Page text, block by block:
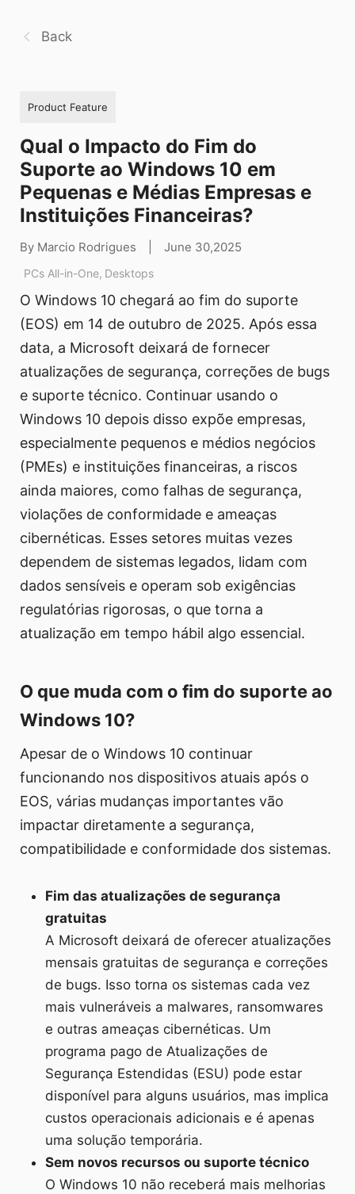
Back
Product Feature
Qual o Impacto do Fim do
Suporte ao Windows 10 em
Pequenas e Médias Empresas e
Instituições Financeiras?
By Marcio Rodrigues June 30,2025
PCs All-in-One, Desktops
O Windows 10 chegará ao fim do suporte
(EOS) em 14 de outubro de 2025. Após essa
data, a Microsoft deixará de fornecer
atualizações de segurança, correções de bugs
e suporte técnico. Continuar usando o
Windows 10 depois disso expõe empresas,
especialmente pequenos e médios negócios
(PMEs) e instituições financeiras, a riscos
ainda maiores, como falhas de segurança,
violações de conformidade e ameaças
cibernéticas. Esses setores muitas vezes
dependem de sistemas legados, lidam com
dados sensíveis e operam sob exigências
regulatórias rigorosas, o que torna a
atualização em tempo hábil algo essencial.
O que muda com o fim do suporte ao
Windows 10?
Apesar de o Windows 10 continuar
funcionando nos dispositivos atuais após o
EOS, várias mudanças importantes vão
impactar diretamente a segurança,
compatibilidade e conformidade dos sistemas.
Fim das atualizações de segurança
gratuitas
A Microsoft deixará de oferecer atualizações
mensais gratuitas de segurança e correções
de bugs. Isso torna os sistemas cada vez
mais vulneráveis a malwares, ransomwares
e outras ameaças cibernéticas. Um
programa pago de Atualizações de
Segurança Estendidas (ESU) pode estar
disponível para alguns usuários, mas implica
custos operacionais adicionais e é apenas
uma solução temporária.
Sem novos recursos ou suporte técnico
O Windows 10 não receberá mais melhorias